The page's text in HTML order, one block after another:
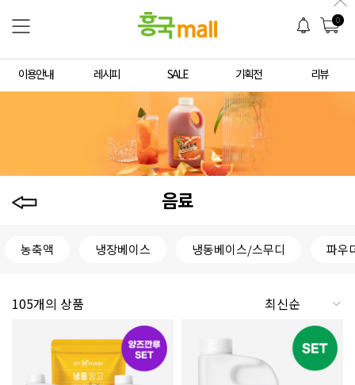
0
이용안내 레시피 SALE 기획전 리뷰
음료
농축액 냉장베이스 냉동베이스/스무디 파우
105개의 상품